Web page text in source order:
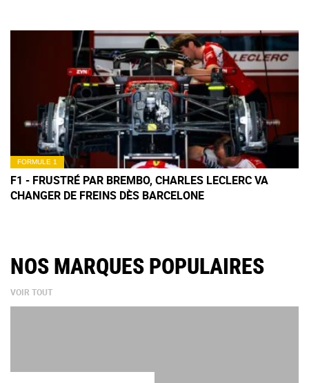
FORMULE 1
F1 - FRUSTRÉ PAR BREMBO, CHARLES LECLERC VA
CHANGER DE FREINS DÈS BARCELONE
NOS MARQUES POPULAIRES
VOIR TOUT